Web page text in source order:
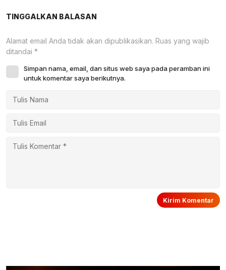
TINGGALKAN BALASAN
Alamat email Anda tidak akan dipublikasikan. Ruas yang wajib
ditandai *
Simpan nama, email, dan situs web saya pada peramban ini
untuk komentar saya berikutnya.